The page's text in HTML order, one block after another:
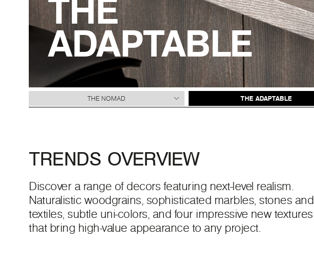
ADAPTABLE
THE NOMAD THE ADAPTABLE
TRENDS OVERVIEW
Discover a range of decors featuring next-level realism.
Naturalistic woodgrains, sophisticated marbles, stones and
textiles, subtle uni-colors, and four impressive new textures
that bring high-value appearance to any project.